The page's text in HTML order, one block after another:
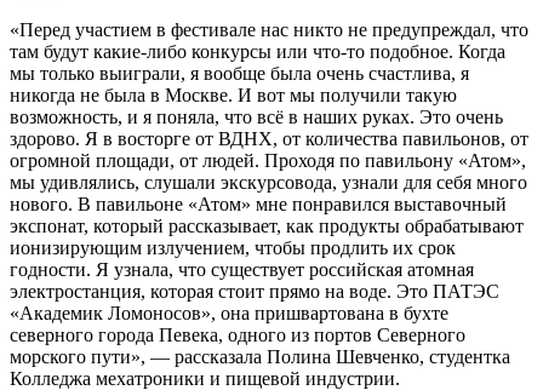
«Перед участием в фестивале нас никто не предупреждал, что
там будут какие-либо конкурсы или что-то подобное. Когда
мы только выиграли, я вообще была очень счастлива, я
никогда не была в Москве. И вот мы получили такую
возможность, и я поняла, что всё в наших руках. Это очень
здорово. Я в восторге от ВДНХ, от количества павильонов, от
огромной площади, от людей. Проходя по павильону «Атом»,
мы удивлялись, слушали экскурсовода, узнали для себя много
нового. В павильоне «Атом» мне понравился выставочный
экспонат, который рассказывает, как продукты обрабатывают
ионизирующим излучением, чтобы продлить их срок
годности. Я узнала, что существует российская атомная
электростанция, которая стоит прямо на воде. Это ПАТЭС
«Академик Ломоносов», она пришвартована в бухте
северного города Певека, одного из портов Северного
морского пути», — рассказала Полина Шевченко, студентка
Колледжа мехатроники и пищевой индустрии.